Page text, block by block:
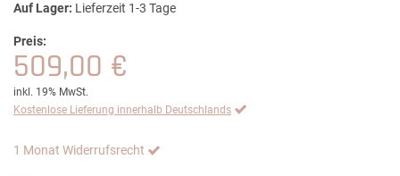
Auf Lager: Lieferzeit 1-3 Tage
Preis:
509,00 €
inkl. 19% MwSt.
Kostenlose Lieferung innerhalb Deutschlands
1 Monat Widerrufsrecht